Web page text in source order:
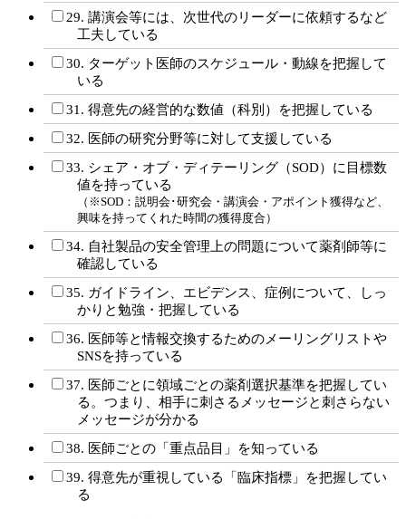
29. 講演会等には、次世代のリーダーに依頼するなど
工夫している
30. ターゲット医師のスケジュール・動線を把握して
いる
31. 得意先の経営的な数値（科別）を把握している
32. 医師の研究分野等に対して支援している
33. シェア・オブ・ディテーリング（SOD）に目標数
値を持っている
（※SOD：説明会･研究会・講演会・アポイント獲得など、
興味を持ってくれた時間の獲得度合）
34. 自社製品の安全管理上の問題について薬剤師等に
確認している
35. ガイドライン、エビデンス、症例について、しっ
かりと勉強・把握している
36. 医師等と情報交換するためのメーリングリストや
SNSを持っている
37. 医師ごとに領域ごとの薬剤選択基準を把握してい
る。つまり、相手に刺さるメッセージと刺さらない
メッセージが分かる
38. 医師ごとの「重点品目」を知っている
39. 得意先が重視している「臨床指標」を把握してい
る